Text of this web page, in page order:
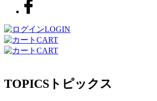
LOGIN
CART
CART
TOPICS トピックス